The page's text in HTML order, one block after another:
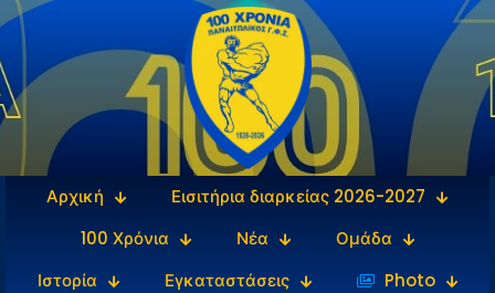
Αρχική
Εισιτήρια διαρκείας 2026-2027
100 Χρόνια
Νέα
Ομάδα
Ιστορία
Εγκαταστάσεις
‎‏‏‎ ‎Photo